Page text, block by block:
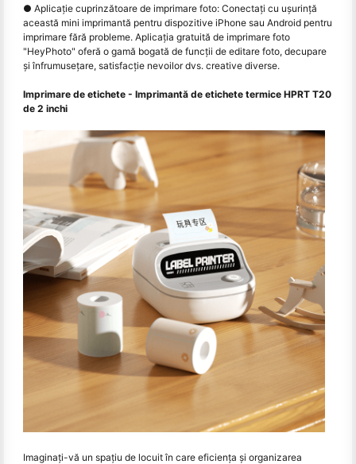
● Aplicaţie cuprinzătoare de imprimare foto: Conectaţi cu uşurinţă
această mini imprimantă pentru dispozitive iPhone sau Android pentru
imprimare fără probleme. Aplicația gratuită de imprimare foto
"HeyPhoto" oferă o gamă bogată de funcții de editare foto, decupare
și înfrumusețare, satisfacție nevoilor dvs. creative diverse.
Imprimare de etichete - Imprimantă de etichete termice HPRT T20
de 2 inchi
Imaginați-vă un spațiu de locuit în care eficiența și organizarea